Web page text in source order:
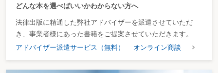
どんな本を選べばいいかわからない方へ
法律出版に精通した弊社アドバイザーを派遣させていただ
き、事業者様にあった書籍をご提案させていただきます。
アドバイザー派遣サービス（無料）
オンライン商談